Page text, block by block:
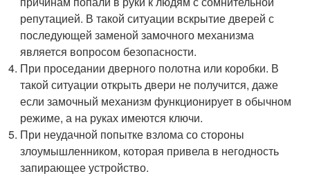
репутацией. В такой ситуации вскрытие дверей с
последующей заменой замочного механизма
является вопросом безопасности.
При проседании дверного полотна или коробки. В
такой ситуации открыть двери не получится, даже
если замочный механизм функционирует в обычном
режиме, а на руках имеются ключи.
При неудачной попытке взлома со стороны
злоумышленником, которая привела в негодность
запирающее устройство.